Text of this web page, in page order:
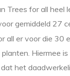
Trees for all heel
gemiddeld 27
all er voor die 30
Hiermee
het